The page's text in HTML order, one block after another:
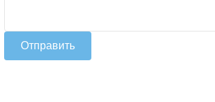
Отправить